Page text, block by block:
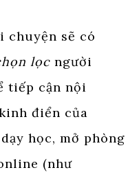
chuyện sẽ có
lọc người
tiếp cận nội
điển của
học, mở phòng
(như